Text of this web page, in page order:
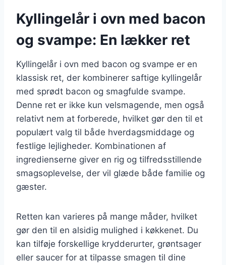
Kyllingelår i ovn med bacon
og svampe: En lækker ret
Kyllingelår i ovn med bacon og svampe er en
klassisk ret, der kombinerer saftige kyllingelår
med sprødt bacon og smagfulde svampe.
Denne ret er ikke kun velsmagende, men også
relativt nem at forberede, hvilket gør den til et
populært valg til både hverdagsmiddage og
festlige lejligheder. Kombinationen af
ingredienserne giver en rig og tilfredsstillende
smagsoplevelse, der vil glæde både familie og
gæster.
Retten kan varieres på mange måder, hvilket
gør den til en alsidig mulighed i køkkenet. Du
kan tilføje forskellige krydderurter, grøntsager
eller saucer for at tilpasse smagen til dine